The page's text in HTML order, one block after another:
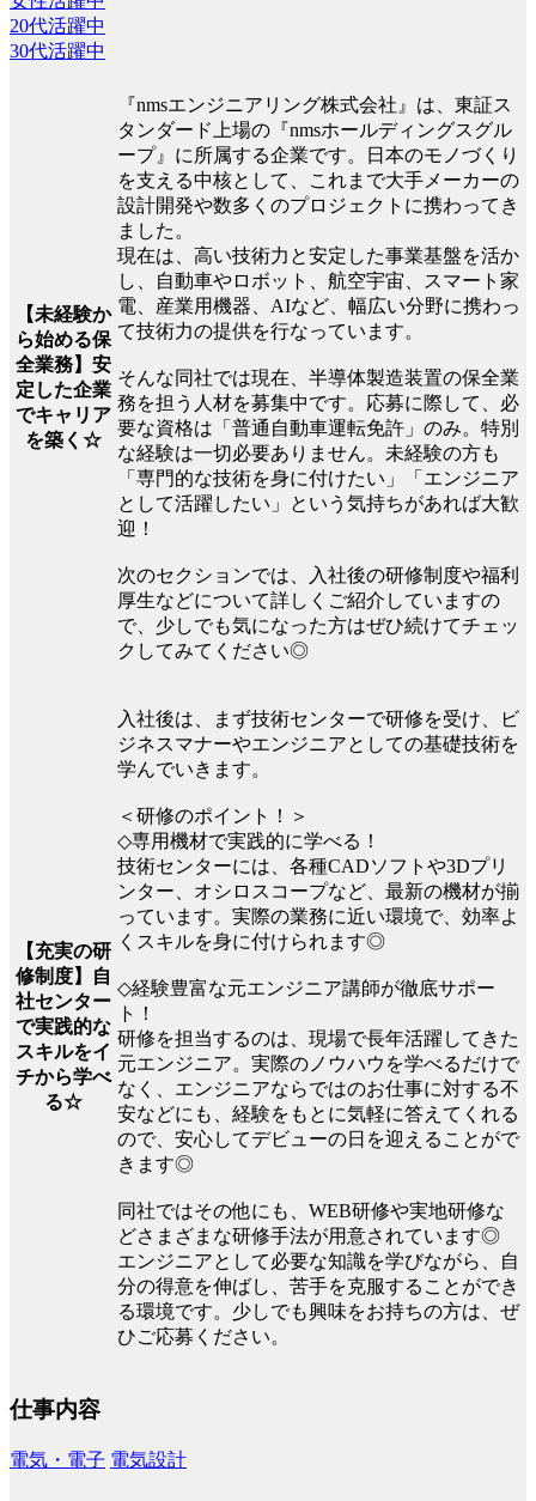
20代活躍中
30代活躍中
【未経験か
ら始める保
全業務】安
定した企業
でキャリア
を築く☆
『nmsエンジニアリング株式会社』は、東証ス
タンダード上場の『nmsホールディングスグル
ープ』に所属する企業です。日本のモノづくり
を支える中核として、これまで大手メーカーの
設計開発や数多くのプロジェクトに携わってき
ました。
現在は、高い技術力と安定した事業基盤を活か
し、自動車やロボット、航空宇宙、スマート家
電、産業用機器、AIなど、幅広い分野に携わっ
て技術力の提供を行なっています。
そんな同社では現在、半導体製造装置の保全業
務を担う人材を募集中です。応募に際して、必
要な資格は「普通自動車運転免許」のみ。特別
な経験は一切必要ありません。未経験の方も
「専門的な技術を身に付けたい」「エンジニア
として活躍したい」という気持ちがあれば大歓
迎！
次のセクションでは、入社後の研修制度や福利
厚生などについて詳しくご紹介していますの
で、少しでも気になった方はぜひ続けてチェッ
クしてみてください◎
【充実の研
修制度】自
社センター
で実践的な
スキルをイ
チから学べ
る☆
入社後は、まず技術センターで研修を受け、ビ
ジネスマナーやエンジニアとしての基礎技術を
学んでいきます。
＜研修のポイント！＞
◇専用機材で実践的に学べる！
技術センターには、各種CADソフトや3Dプリ
ンター、オシロスコープなど、最新の機材が揃
っています。実際の業務に近い環境で、効率よ
くスキルを身に付けられます◎
◇経験豊富な元エンジニア講師が徹底サポー
ト！
研修を担当するのは、現場で長年活躍してきた
元エンジニア。実際のノウハウを学べるだけで
なく、エンジニアならではのお仕事に対する不
安などにも、経験をもとに気軽に答えてくれる
ので、安心してデビューの日を迎えることがで
きます◎
同社ではその他にも、WEB研修や実地研修な
どさまざまな研修手法が用意されています◎
エンジニアとして必要な知識を学びながら、自
分の得意を伸ばし、苦手を克服することができ
る環境です。少しでも興味をお持ちの方は、ぜ
ひご応募ください。
仕事内容
電気・電子 電気設計